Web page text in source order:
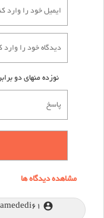
نوزده منهای دو
مشاهده دیدگاه ها
account_circle
: